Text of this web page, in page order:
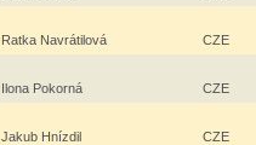
Ratka Navrátilová CZE
Ilona Pokorná CZE
Jakub Hnízdil CZE